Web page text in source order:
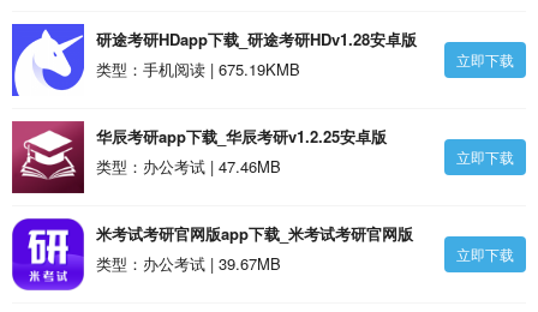
研途考研HDapp下载_研途考研HDv1.28安卓版
类型：手机阅读 | 675.19KMB
立即下载
华辰考研app下载_华辰考研v1.2.25安卓版
类型：办公考试 | 47.46MB
立即下载
米考试考研官网版app下载_米考试考研官网版
v9.497.1208安卓版
类型：办公考试 | 39.67MB 立即下载